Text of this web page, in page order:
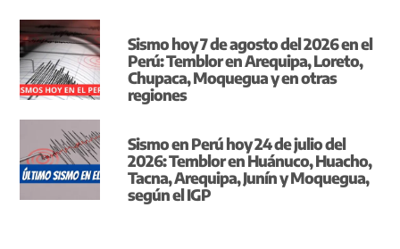
Sismo hoy 7 de agosto del 2026 en el
Perú: Temblor en Arequipa, Loreto,
Chupaca, Moquegua y en otras
regiones
Sismo en Perú hoy 24 de julio del
2026: Temblor en Huánuco, Huacho,
Tacna, Arequipa, Junín y Moquegua,
según el IGP